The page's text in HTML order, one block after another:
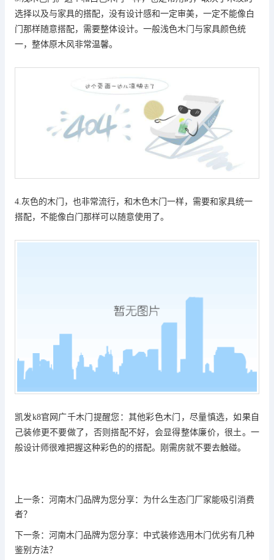
选择以及与家具的搭配，没有设计感和一定审美，一定不能像白
门那样随意搭配，需要整体设计。一般浅色木门与家具颜色统
一，整体原木风非常温馨。
4.灰色的木门，也非常流行，和木色木门一样，需要和家具统一
搭配，不能像白门那样可以随意使用了。
凯发k8官网 广千木门 提醒您： 其他彩色木门，尽量慎选，如果自
己装修更不要做了，否则搭配不好，会显得整体廉价，很土。一
般设计师很难把握这种彩色的的搭配。刚需房就不要去触碰。
上一条： 河南木门品牌为您分享：为什么生态门厂家能吸引消费
者？
下一条： 河南木门品牌为您分享：中式装修选用木门优劣有几种
鉴别方法？